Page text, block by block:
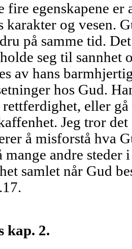
fire egenskapene
karakter og vesen.
på samme tid.
seg til sannhet
av hans
hos Gud.
rettferdighet, eller
Jeg tror
å misforstå hva
mange andre
samlet når Gud
kap. 2.